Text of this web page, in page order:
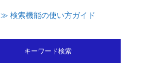
≫ 検索機能の使い方ガイド
キーワード検索